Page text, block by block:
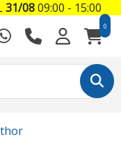
0
31/0809:00 - 15:00